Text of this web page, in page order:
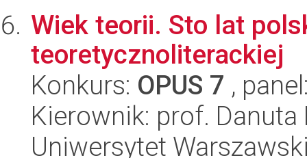
Wiek teorii. Sto lat
teoretycznoliterackiej
Konkurs: OPUS 7 ,
Kierownik: prof. Danuta
Uniwersytet